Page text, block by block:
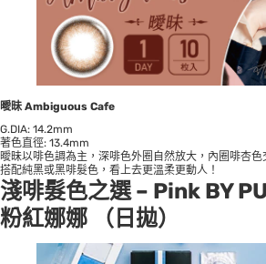
曖昧 Ambiguous Cafe
G.DIA: 14.2mm
著色直徑: 13.4mm
曖昧以啡色調為主，深啡色外圈自然放大，內圈啡杏色
搭配純黑或黑啡髮色，看上去更溫柔更動人！
淺啡髮色之選 – Pink BY
粉紅娜娜 （日拋）